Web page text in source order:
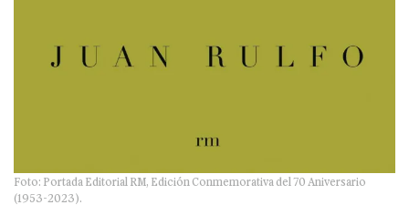
Foto: Portada Editorial RM, Edición Conmemorativa del 70 Aniversario
(1953-2023).